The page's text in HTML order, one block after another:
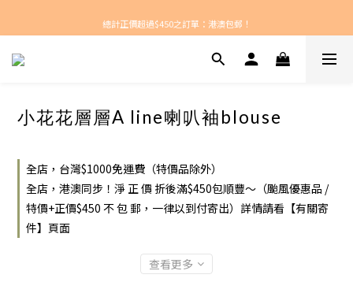
新款每周上架！
總計正價超過$450之訂單：港澳包郵！
小花花層層A line喇叭袖blouse
全店，台灣$1000免運費（特價品除外）
全店，港澳同步！淨 正 價 折後滿$450包順豐～（颱風優惠品 /
特價+正價$450 不 包 郵，一律以到付寄出）詳情請看【有關寄
件】頁面
查看更多